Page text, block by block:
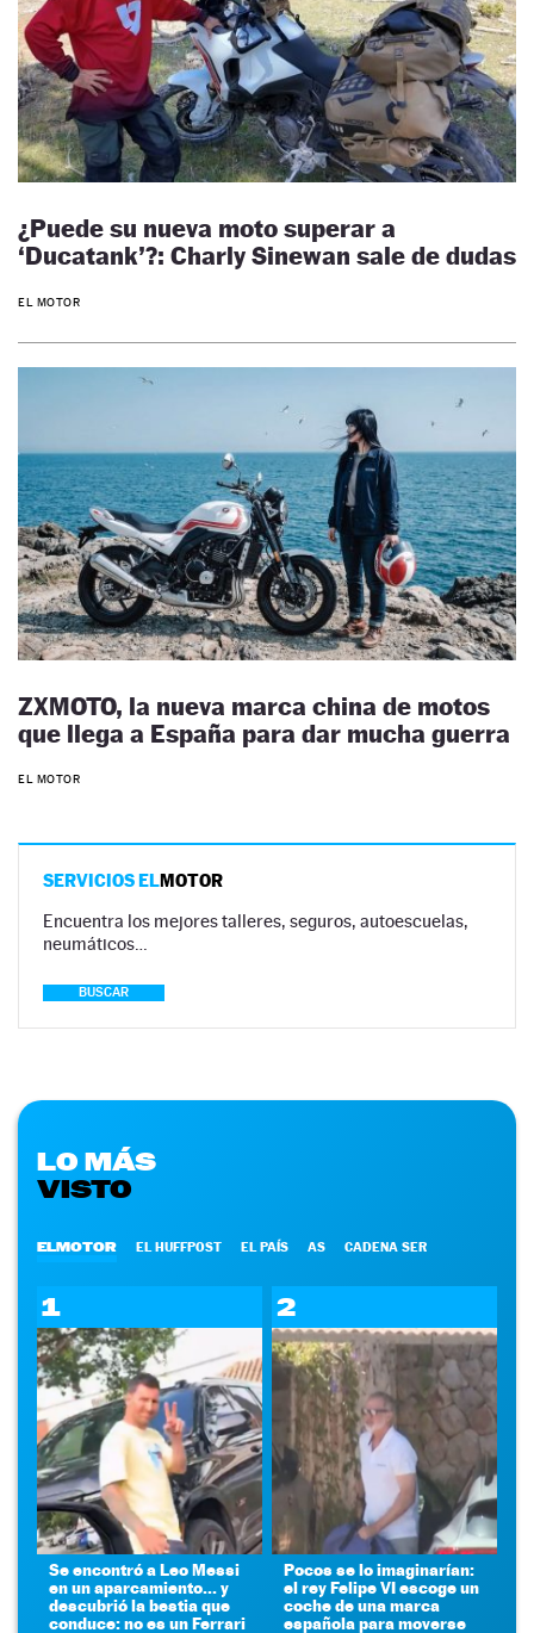
¿Puede su nueva moto superar a
‘Ducatank’?: Charly Sinewan sale de dudas
EL MOTOR
ZXMOTO, la nueva marca china de motos
que llega a España para dar mucha guerra
EL MOTOR
SERVICIOS ELMOTOR
Encuentra los mejores talleres, seguros, autoescuelas,
neumáticos…
BUSCAR
LO MÁS
VISTO
ELMOTOR EL HUFFPOST EL PAÍS AS CADENA SER
1
Se encontró a Leo Messi
en un aparcamiento... y
descubrió la bestia que
conduce: no es un Ferrari
2
Pocos se lo imaginarían:
el rey Felipe VI escoge un
coche de una marca
española para moverse